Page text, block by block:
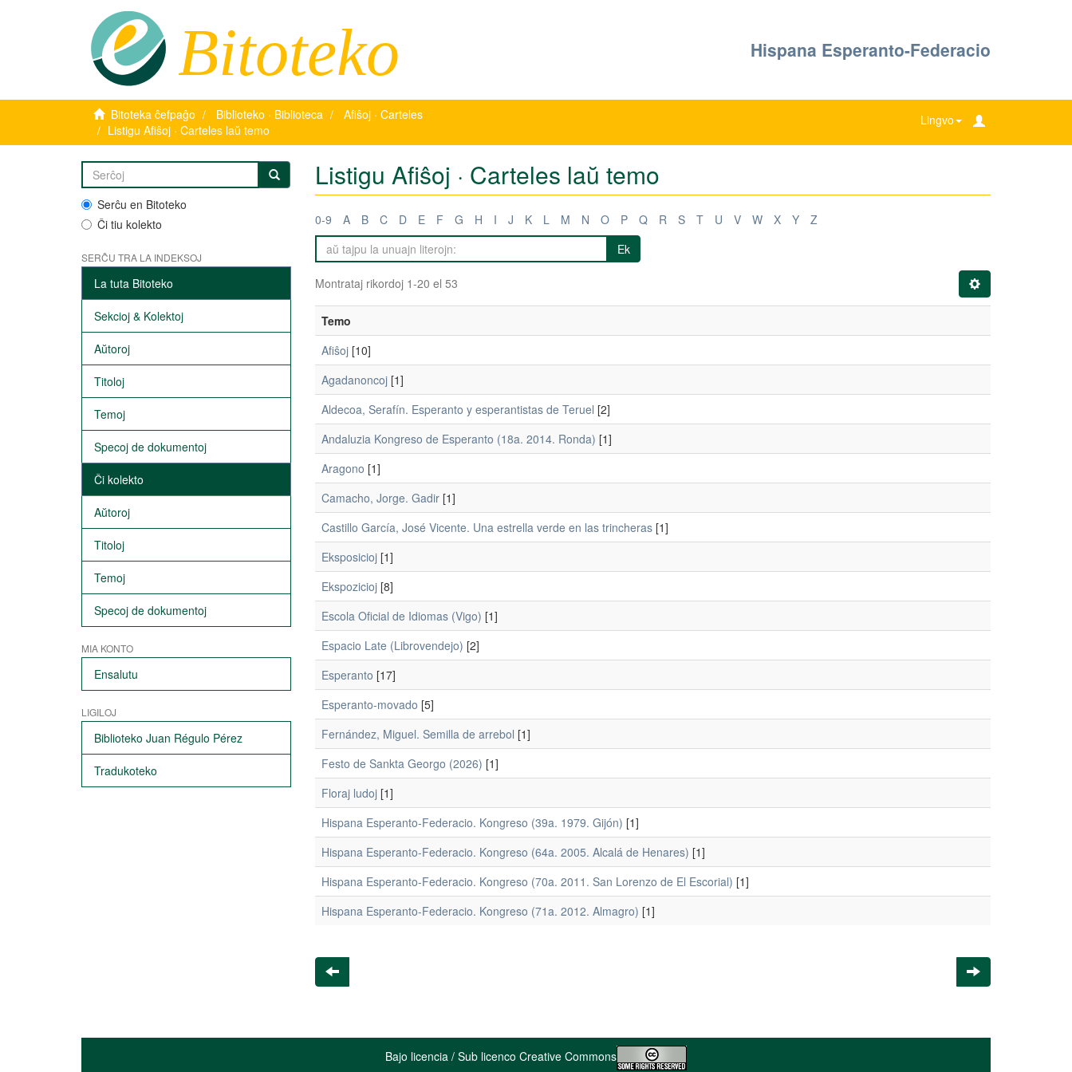
Bitoteko Hispana Esperanto-Federacio
Bitoteka ĉefpaĝo Biblioteko · Biblioteca
Afiŝoj · Carteles
Listigu Afiŝoj · Carteles laŭ temo
Lingvo
Serĉu en Bitoteko
Ĉi tiu kolekto
SERĈU TRA LA INDEKSOJ
La tuta Bitoteko
Sekcioj & Kolektoj
Aŭtoroj
Titoloj
Temoj
Specoj de dokumentoj
Ĉi kolekto
Aŭtoroj
Titoloj
Temoj
Specoj de dokumentoj
MIA KONTO
Ensalutu
LIGILOJ
Biblioteko Juan Régulo Pérez
Tradukoteko
Listigu Afiŝoj · Carteles laŭ temo
0-9 A B C D E F G H I J K L M N O P Q R S T U V W X Y
Z
Ek
Montrataj rikordoj 1-20 el 53
Temo
Afiŝoj[10]
Agadanoncoj[1]
Aldecoa, Serafín. Esperanto y esperantistas de Teruel [2]
Andaluzia Kongreso de Esperanto (18a. 2014. Ronda) [1]
Aragono [1]
Camacho, Jorge. Gadir[1]
Castillo García, José Vicente. Una estrella verde en las trincheras[1]
Eksposicioj[1]
Ekspozicioj[8]
Escola Oficial de Idiomas (Vigo) [1]
Espacio Late (Librovendejo) [2]
Esperanto [17]
Esperanto-movado [5]
Fernández, Miguel. Semilla de arrebol [1]
Festo de Sankta Georgo (2026) [1]
Floraj ludoj[1]
Hispana Esperanto-Federacio. Kongreso (39a. 1979. Gijón) [1]
Hispana Esperanto-Federacio. Kongreso (64a. 2005. Alcalá de Henares) [1]
Hispana Esperanto-Federacio. Kongreso (70a. 2011. San Lorenzo de El Escorial) [1]
Hispana Esperanto-Federacio. Kongreso (71a. 2012. Almagro) [1]
Bajo licencia / Sub licenco Creative Commons